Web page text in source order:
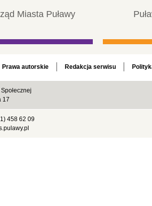
Miasta Puławy
Prawa autorskie Redakcja serwisu
17
458 62 09